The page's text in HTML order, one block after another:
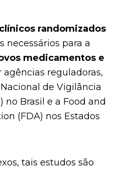
randomizados
necessários para a
medicamentos e
reguladoras,
de Vigilância
no Brasil e a Food and
(FDA) nos Estados
tais estudos são